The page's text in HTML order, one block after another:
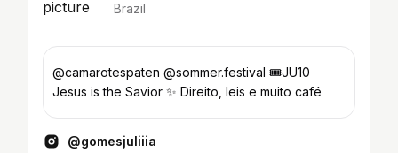
Brazil
@camarotespaten @sommer.festival 🎟️JU10
Jesus is the Savior ✨ Direito, leis e muito café
@gomesjuliiia